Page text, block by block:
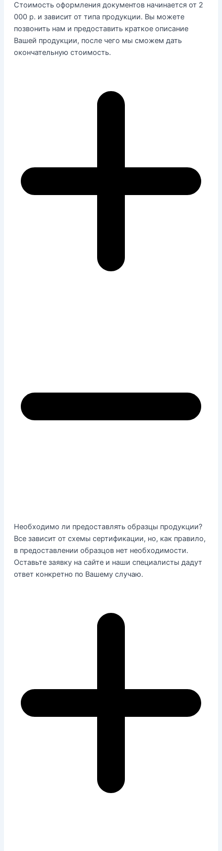
Стоимость оформления документов начинается от 2
000 р. и зависит от типа продукции. Вы можете
позвонить нам и предоставить краткое описание
Вашей продукции, после чего мы сможем дать
окончательную стоимость.
Необходимо ли предоставлять образцы продукции?
Все зависит от схемы сертификации, но, как правило,
в предоставлении образцов нет необходимости.
Оставьте заявку на сайте и наши специалисты дадут
ответ конкретно по Вашему случаю.